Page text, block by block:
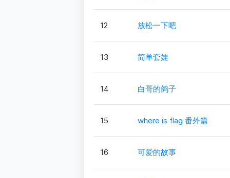
12 放松一下吧
13 简单套娃
14 白哥的鸽子
15 where is flag 番外篇
16 可爱的故事